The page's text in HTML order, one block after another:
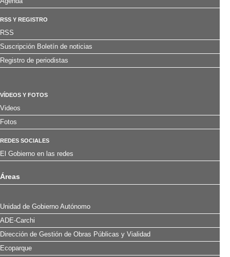
RSS Y REGISTRO
RSS
Suscripción Boletín de noticias
Registro de periodistas
VÍDEOS Y FOTOS
Videos
Fotos
REDES SOCIALES
El Gobierno en las redes
Áreas
Unidad de Gobierno Autónomo
ADE-Carchi
Dirección de Gestión de Obras Públicas y Vialidad
Ecoparque